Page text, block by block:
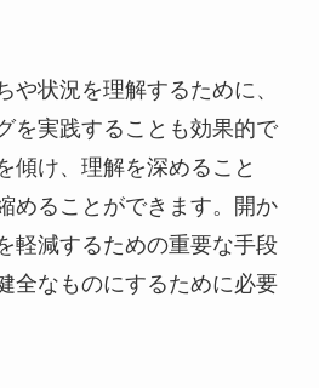
や状況を理解するために、
を実践することも効果的で
傾け、理解を深めること
めることができます。開か
軽減するための重要な手段
全なものにするために必要